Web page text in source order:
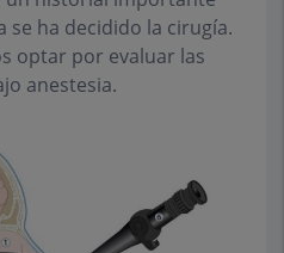
se ha decidido la cirugía.
optar por evaluar las
anestesia.